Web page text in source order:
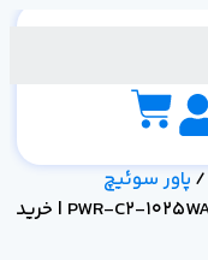
/ پاور سوئیچ
/ قیمت پاور سوئیچ سیسکو PWR-C2-1025WA | خرید